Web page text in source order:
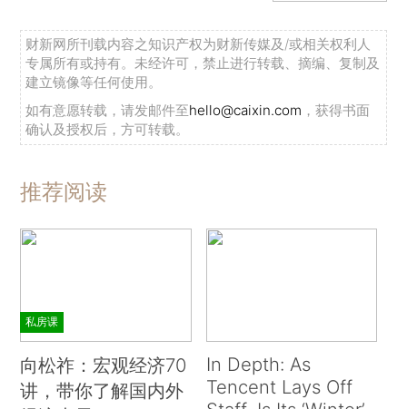
财新网所刊载内容之知识产权为财新传媒及/或相关权利人
专属所有或持有。未经许可，禁止进行转载、摘编、复制及
建立镜像等任何使用。
如有意愿转载，请发邮件至hello@caixin.com ，获得书面
确认及授权后，方可转载。
推荐阅读
私房课
向松祚：宏观经济70
讲，带你了解国内外
In Depth: As
Tencent Lays Off